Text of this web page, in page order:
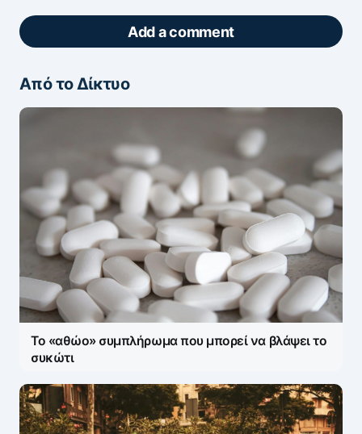
Add a comment
ΖΩΝΤΑΝΆ ΣΧΌΛΙΑ
ελέγχεται άμεσα από AI (Ελληνικά & Αγγλικά).
Η ηλ. διεύθυνση σας δεν δημοσιεύεται. Τα
υποχρεωτικά πεδία σημειώνονται με*
Message*
Από το Δίκτυο
Το «αθώο» συμπλήρωμα που μπορεί να βλάψει το
συκώτι